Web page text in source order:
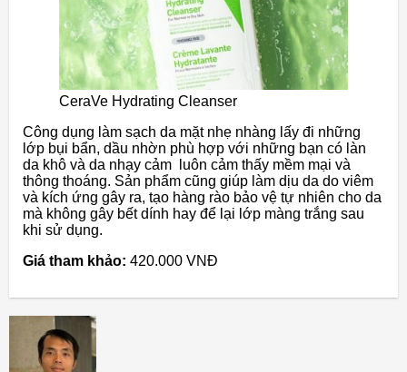
CeraVe Hydrating Cleanser
Công dụng làm sạch da mặt nhẹ nhàng lấy đi những
lớp bụi bẩn, dầu nhờn phù hợp với những bạn có làn
da khô và da nhạy cảm luôn cảm thấy mềm mại và
thông thoáng. Sản phẩm cũng giúp làm dịu da do viêm
và kích ứng gây ra, tạo hàng rào bảo vệ tự nhiên cho da
mà không gây bết dính hay để lại lớp màng trắng sau
khi sử dụng.
Giá tham khảo: 420.000 VNĐ